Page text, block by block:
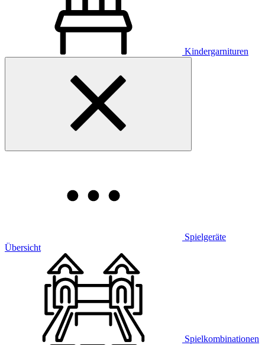
Kindergarnituren
Spielgeräte
Übersicht
Spielkombinationen